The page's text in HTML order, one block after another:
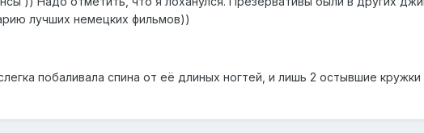
лучших немецких фильмов))
побаливала спина от её длиных ногтей, и лишь 2 остывшие